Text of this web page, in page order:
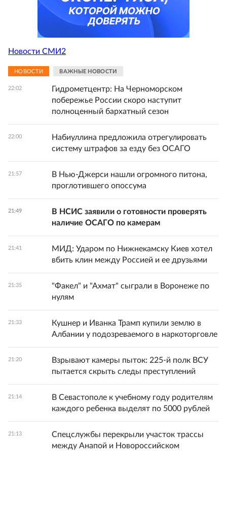
Новости СМИ2
НОВОСТИ ВАЖНЫЕ НОВОСТИ
22:02
Гидрометцентр: На Черноморском
побережье России скоро наступит
полноценный бархатный сезон
22:00
Набиуллина предложила отрегулировать
систему штрафов за езду без ОСАГО
21:57
В Нью-Джерси нашли огромного питона,
проглотившего опоссума
21:49
В НСИС заявили о готовности проверять
наличие ОСАГО по камерам
21:41
МИД: Ударом по Нижнекамску Киев хотел
вбить клин между Россией и ее друзьями
21:35
"Факел" и "Ахмат" сыграли в Воронеже по
нулям
21:33
Кушнер и Иванка Трамп купили землю в
Албании у подозреваемого в наркоторговле
21:20
Взрывают камеры пыток: 225-й полк ВСУ
пытается скрыть следы преступлений
21:14
В Севастополе к учебному году родителям
каждого ребенка выделят по 5000 рублей
21:13
Спецслужбы перекрыли участок трассы
между Анапой и Новороссийском